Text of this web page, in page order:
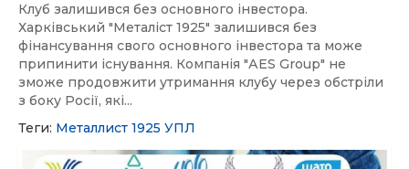
Клуб залишився без основного інвестора.
Харківський "Металіст 1925" залишився без
фінансування свого основного інвестора та може
припинити існування. Компанія "АES Group" не
зможе продовжити утримання клубу через обстріли
з боку Росії, які...
Теги: Металлист 1925 УПЛ